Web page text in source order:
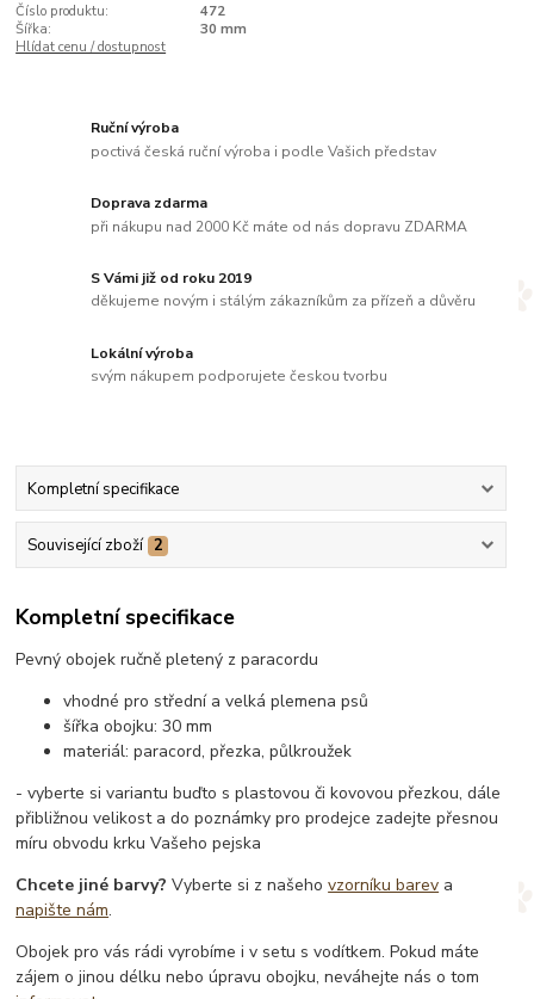
Číslo produktu:
472
Šířka:
30 mm
Hlídat cenu / dostupnost
Ruční výroba
poctivá česká ruční výroba i podle Vašich představ
Doprava zdarma
při nákupu nad 2000 Kč máte od nás dopravu ZDARMA
S Vámi již od roku 2019
děkujeme novým i stálým zákazníkům za přízeň a důvěru
Lokální výroba
svým nákupem podporujete českou tvorbu
Kompletní specifikace
Související zboží 2
Kompletní specifikace
Pevný obojek ručně pletený z paracordu
vhodné pro střední a velká plemena psů
šířka obojku: 30 mm
materiál: paracord, přezka, půlkroužek
- vyberte si variantu buďto s plastovou či kovovou přezkou, dále
přibližnou velikost a do poznámky pro prodejce zadejte přesnou
míru obvodu krku Vašeho pejska
Chcete jiné barvy? Vyberte si z našehovzorníku barev a
napište nám.
Obojek pro vás rádi vyrobíme i v setu s vodítkem. Pokud máte
zájem o jinou délku nebo úpravu obojku, neváhejte nás o tom